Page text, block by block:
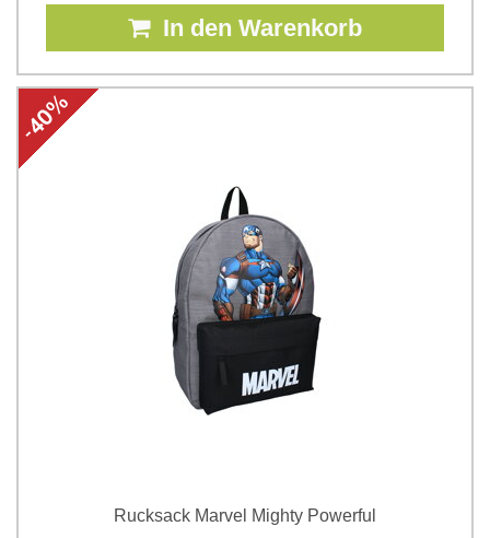
In den Warenkorb
Rucksack Marvel Mighty Powerful